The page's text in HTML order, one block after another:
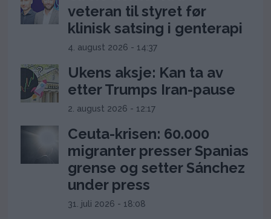
veteran til styret før
klinisk satsing i genterapi
4. august 2026 - 14:37
Ukens aksje: Kan ta av
etter Trumps Iran-pause
2. august 2026 - 12:17
Ceuta-krisen: 60.000
migranter presser Spanias
grense og setter Sánchez
under press
31. juli 2026 - 18:08